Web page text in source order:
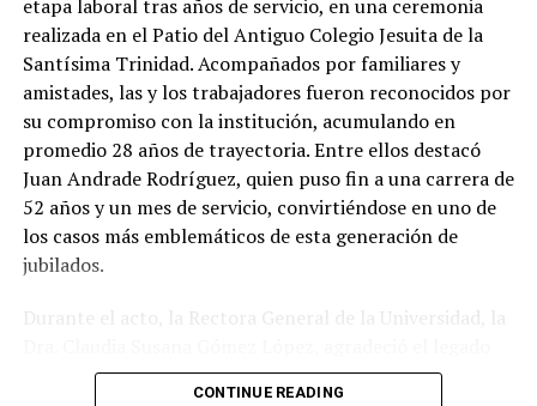
etapa laboral tras años de servicio, en una ceremonia
realizada en el Patio del Antiguo Colegio Jesuita de la
Santísima Trinidad. Acompañados por familiares y
amistades, las y los trabajadores fueron reconocidos por
su compromiso con la institución, acumulando en
promedio 28 años de trayectoria. Entre ellos destacó
Juan Andrade Rodríguez, quien puso fin a una carrera de
52 años y un mes de servicio, convirtiéndose en uno de
los casos más emblemáticos de esta generación de
jubilados.
Durante el acto, la Rectora General de la Universidad, la
de quienes dedicaron gran parte de su vida a fortalecer
CONTINUE READING